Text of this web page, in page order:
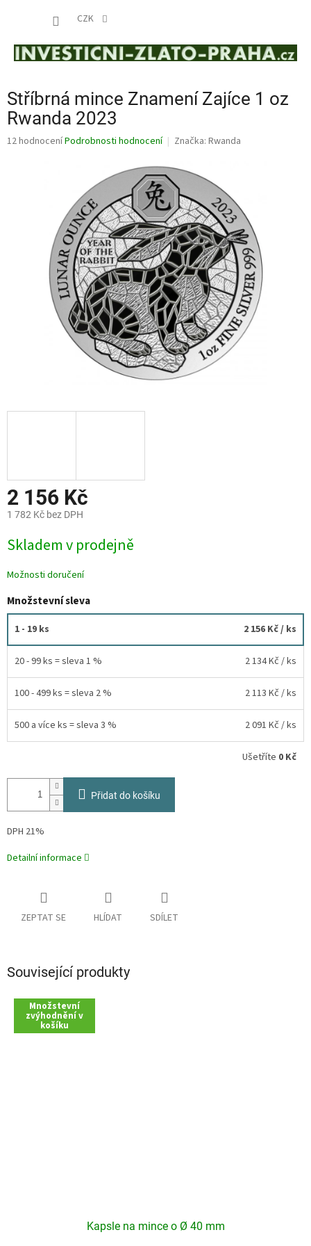
CZK
Stříbrná mince Znamení Zajíce 1 oz
Rwanda 2023
Průměrné
12 hodnoceníPodrobnosti hodnocení Značka: Rwanda
2 156 Kč
1 782 Kč bez DPH
cena:
Skladem v prodejně
Možnosti doručení
Množstevní sleva
1 - 19 ks 2 156 Kč/ ks
20 - 99 ks = sleva 1 % 2 134 Kč / ks
100 - 499 ks = sleva 2 % 2 113 Kč / ks
500 a více ks = sleva 3 % 2 091 Kč / ks
Ušetříte 0 Kč
Přidat do košíku
DPH 21%
Detailní informace
ZEPTAT SE HLÍDAT SDÍLET
Související produkty
Množstevní
zvýhodnění v
košíku
Kapsle na mince o Ø 40 mm